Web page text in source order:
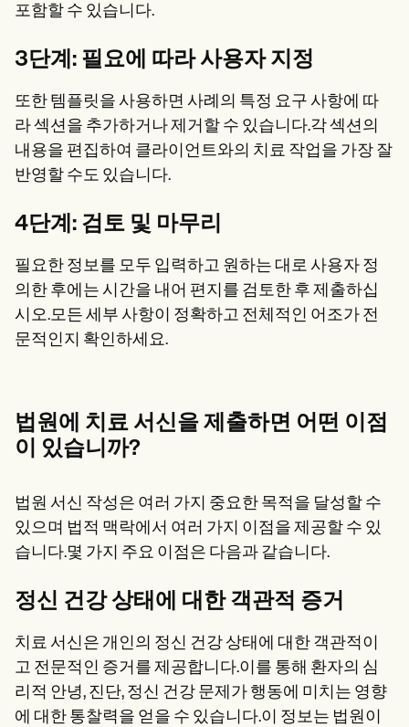
포함할 수 있습니다.
3단계: 필요에 따라 사용자 지정
또한 템플릿을 사용하면 사례의 특정 요구 사항에 따
라 섹션을 추가하거나 제거할 수 있습니다.각 섹션의
내용을 편집하여 클라이언트와의 치료 작업을 가장 잘
반영할 수도 있습니다.
4단계: 검토 및 마무리
필요한 정보를 모두 입력하고 원하는 대로 사용자 정
의한 후에는 시간을 내어 편지를 검토한 후 제출하십
시오.모든 세부 사항이 정확하고 전체적인 어조가 전
문적인지 확인하세요.
법원에 치료 서신을 제출하면 어떤 이점
이 있습니까?
법원 서신 작성은 여러 가지 중요한 목적을 달성할 수
있으며 법적 맥락에서 여러 가지 이점을 제공할 수 있
습니다.몇 가지 주요 이점은 다음과 같습니다.
정신 건강 상태에 대한 객관적 증거
치료 서신은 개인의 정신 건강 상태에 대한 객관적이
고 전문적인 증거를 제공합니다.이를 통해 환자의 심
리적 안녕, 진단, 정신 건강 문제가 행동에 미치는 영향
에 대한 통찰력을 얻을 수 있습니다.이 정보는 법원이